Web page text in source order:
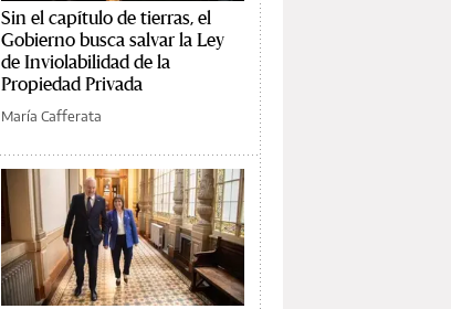
Sin el capítulo de tierras, el
Gobierno busca salvar la Ley
de Inviolabilidad de la
Propiedad Privada
María Cafferata